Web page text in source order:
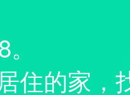
住的家，